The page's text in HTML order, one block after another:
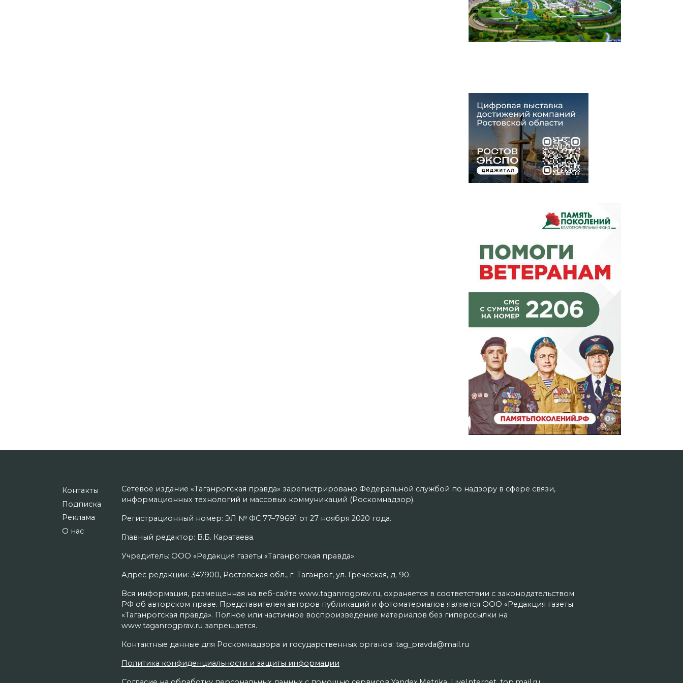
Контакты
Подписка
Реклама
О нас
Сетевое издание «Таганрогская правда» зарегистрировано Федеральной службой по надзору в сфере связи,
информационных технологий и массовых коммуникаций (Роскомнадзор).
Регистрационный номер: ЭЛ № ФС 77–79691 от 27 ноября 2020 года.
Главный редактор: В.Б. Каратаева.
Учредитель: ООО «Редакция газеты «Таганрогская правда».
Адрес редакции: 347900, Ростовская обл., г. Таганрог, ул. Греческая, д. 90.
Вся информация, размещенная на веб-сайте www.taganrogprav.ru, охраняется в соответствии с законодательством
РФ об авторском праве. Представителем авторов публикаций и фотоматериалов является ООО «Редакция газеты
«Таганрогская правда». Полное или частичное воспроизведение материалов без гиперссылки на
www.taganrogprav.ru запрещается.
Контактные данные для Роскомнадзора и государственных органов: tag_pravda@mail.ru
Политика конфиденциальности и защиты информации